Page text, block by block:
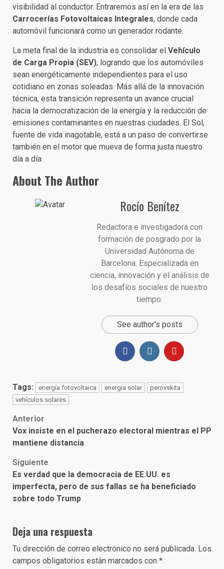
visibilidad al conductor. Entraremos así en la era de las
Carrocerías Fotovoltaicas Integrales, donde cada
automóvil funcionará como un generador rodante.
La meta final de la industria es consolidar el Vehículo
de Carga Propia (SEV), logrando que los automóviles
sean energéticamente independientes para el uso
cotidiano en zonas soleadas. Más allá de la innovación
técnica, esta transición representa un avance crucial
hacia la democratización de la energía y la reducción de
emisiones contaminantes en nuestras ciudades. El Sol,
fuente de vida inagotable, está a un paso de convertirse
también en el motor que mueva de forma justa nuestro
día a día.
About The Author
Rocío Benítez
Redactora e investigadora con
formación de posgrado por la
Universidad Autónoma de
Barcelona. Especializada en
ciencia, innovación y el análisis de
los desafíos sociales de nuestro
tiempo.
See author's posts
Tags: energía fotovoltaica energia solar
perovskita
vehículos solares
Post
navigation
Anterior
Vox insiste en el pucherazo electoral mientras el PP
mantiene distancia
Siguiente
Es verdad que la democracia de EE.UU. es
imperfecta, pero de sus fallas se ha beneficiado
sobre todo Trump
Deja una respuesta
Tu dirección de correo electrónico no será publicada. Los
campos obligatorios están marcados con *